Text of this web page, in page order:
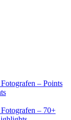
– Points
– 70+